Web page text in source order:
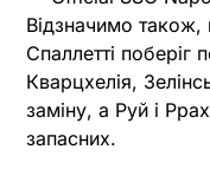
Відзначимо також,
Спаллетті поберіг
Кварцхелія,
заміну, а Руй і
запасних.